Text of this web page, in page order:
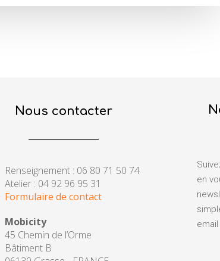
Nous contacter
Renseignement : 06 80 71 50 74
Atelier : 04 92 96 95 31
Formulaire de contact
Mobicity
45 Chemin de l’Orme
Bâtiment B
en